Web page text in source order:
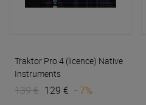
Traktor Pro 4 (licence) Native
Instruments
139 € 129 € - 7%